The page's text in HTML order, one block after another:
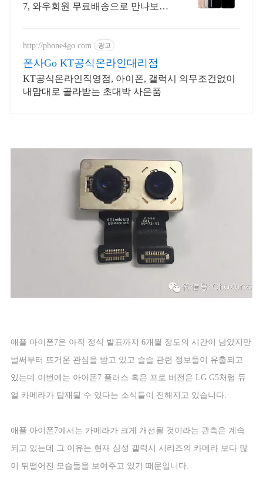
7, 와우회원 무료배송으로 만나보세
세요.
http://phone4go.com 광고
폰사Go KT공식온라인대리점
KT공식온라인직영점, 아이폰, 갤럭시 의무조건없이
내맘대로 골라받는 초대박 사은품
애플 아이폰7은 아직 정식 발표까지 6개월 정도의 시간이 남았지만
벌써부터 뜨거운 관심을 받고 있고 슬슬 관련 정보들이 유출되고
있는데 이번에는 아이폰7 플러스 혹은 프로 버전은 LG G5처럼 듀
얼 카메라가 탑재될 수 있다는 소식들이 전해지고 있습니다
애플 아이폰7에서는 카메라가 크게 개선될 것이라는 관측은 계속
되고 있는데 그 이유는 현재 삼성 갤럭시 시리즈의 카메라 보다 많
이 뒤떨어진 모습들을 보여주고 있기 때문입니다